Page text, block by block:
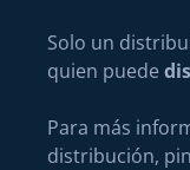
Solo un
quien puede
Para más
distribución,